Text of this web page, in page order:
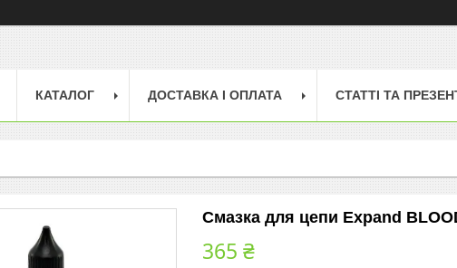
КАТАЛОГ ДОСТАВКА І ОПЛАТА СТАТТІ ТА
Смазка для цепи Expand
365 ₴